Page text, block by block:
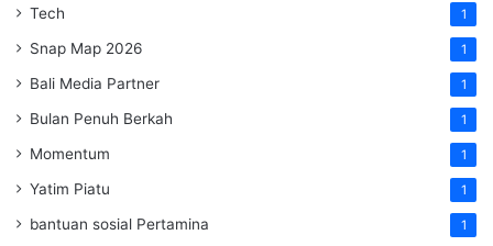
Tech 1
Snap Map 2026 1
Bali Media Partner 1
Bulan Penuh Berkah 1
Momentum 1
Yatim Piatu 1
bantuan sosial Pertamina 1